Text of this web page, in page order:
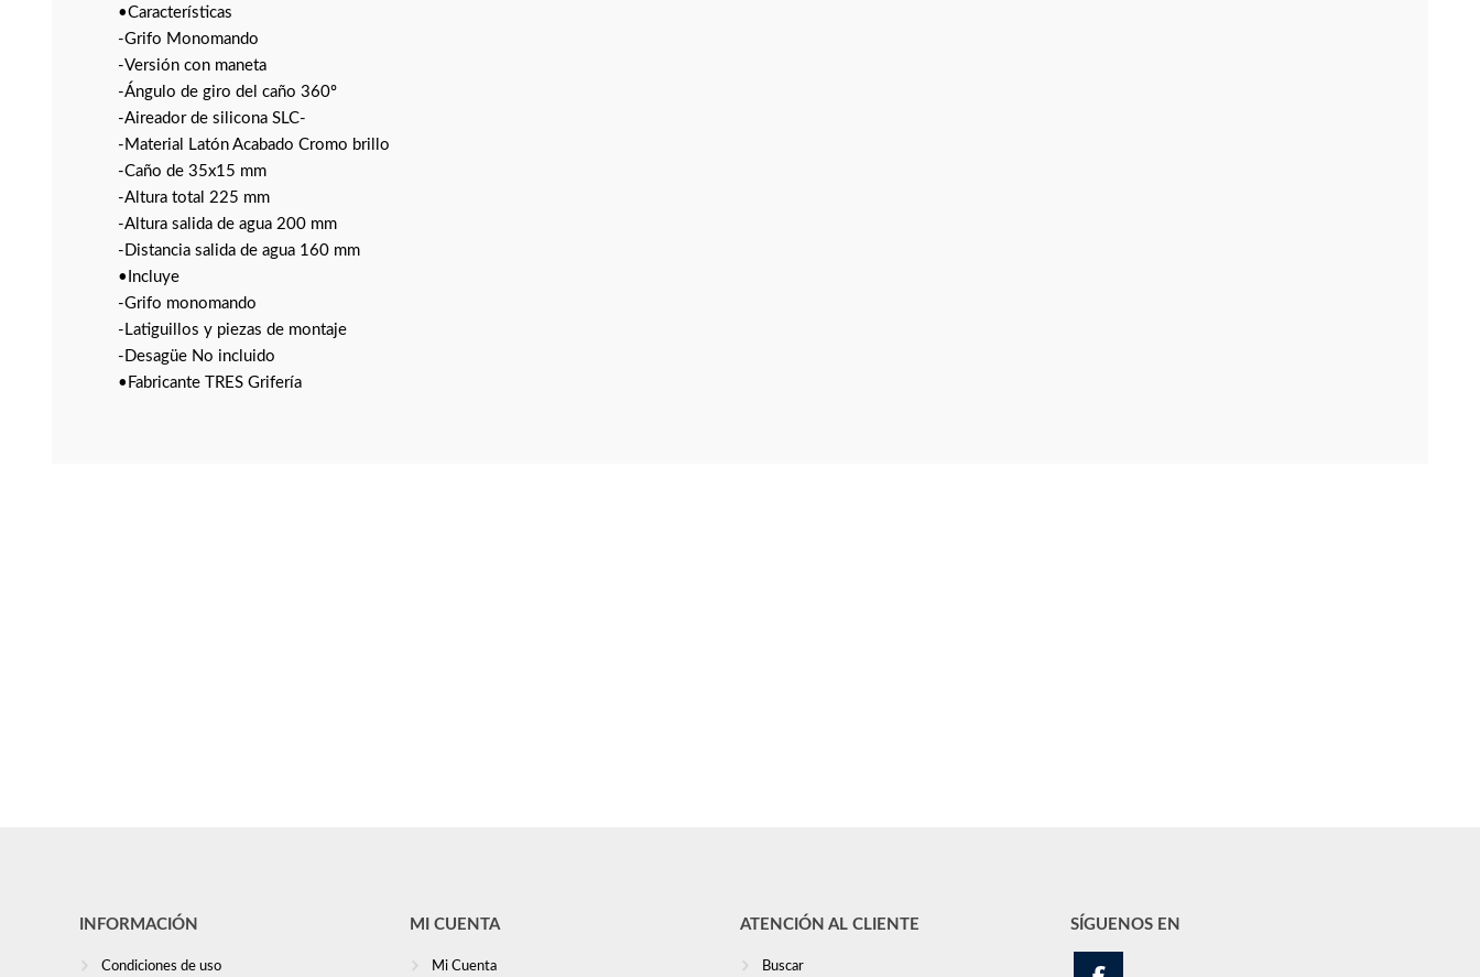
•Características
-Grifo Monomando
-Versión con maneta
-Ángulo de giro del caño 360º
-Aireador de silicona SLC-
-Material Latón Acabado Cromo brillo
-Caño de 35x15 mm
-Altura total 225 mm
-Altura salida de agua 200 mm
-Distancia salida de agua 160 mm
•Incluye
-Grifo monomando
-Latiguillos y piezas de montaje
-Desagüe No incluido
•Fabricante TRES Grifería
INFORMACIÓN
Condiciones de uso
MI CUENTA
Mi Cuenta
ATENCIÓN AL CLIENTE
Buscar
SÍGUENOS EN